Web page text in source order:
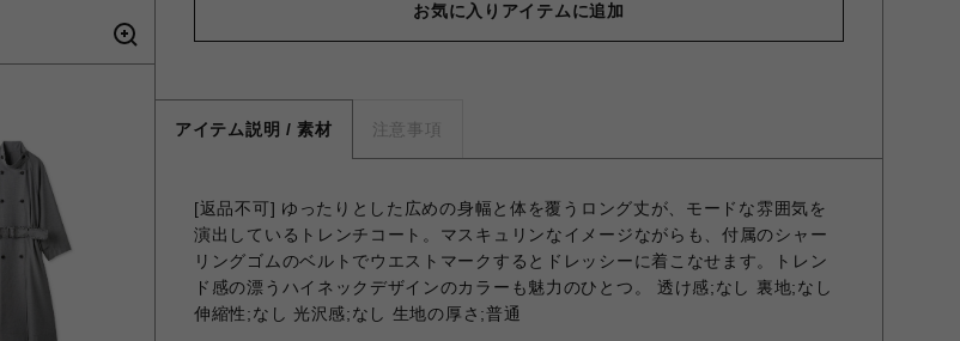
お気に入りアイテムに追加
アイテム説明 / 素材 注意事項
[返品不可] ゆったりとした広めの身幅と体を覆うロング丈が、モードな雰囲気を
演出しているトレンチコート。マスキュリンなイメージながらも、付属のシャー
リングゴムのベルトでウエストマークするとドレッシーに着こなせます。トレン
ド感の漂うハイネックデザインのカラーも魅力のひとつ。 透け感;なし 裏地;なし
伸縮性;なし 光沢感;なし 生地の厚さ;普通